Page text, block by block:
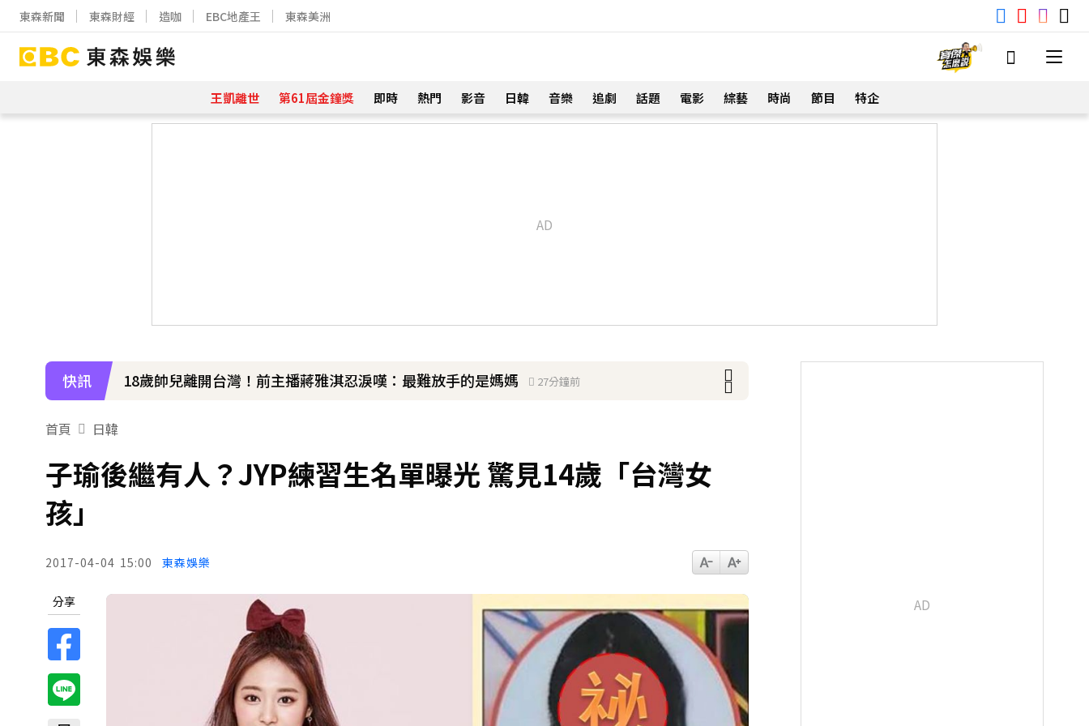
東森新聞 東森財經 造咖 EBC地產王 東森美洲
王凱離世 第61屆金鐘獎 即時 熱門 影音 日韓 音樂 追劇 話題 電影 綜藝 時尚 節目 特企
快訊 18歲帥兒離開台灣！前主播蔣雅淇忍淚嘆：最難放手的是媽媽 27分鐘前
下載東森App，隨時掌握天下大小事！
首頁 日韓
子瑜後繼有人？JYP練習生名單曝光 驚見14歲「台灣女
孩」
2017-04-04 15:00 東森娛樂
分享